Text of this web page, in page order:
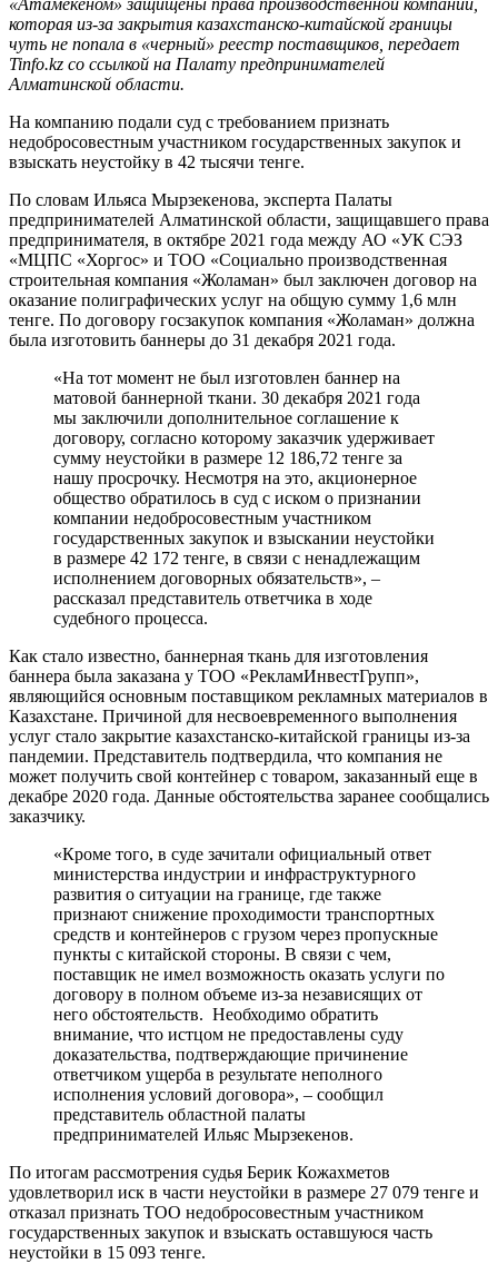
«Атамекеном» защищены права производственной компании,
которая из-за закрытия казахстанско-китайской границы
чуть не попала в «черный» реестр поставщиков, передает
Tinfo.kz со ссылкой на Палату предпринимателей
Алматинской области.
На компанию подали суд с требованием признать
недобросовестным участником государственных закупок и
взыскать неустойку в 42 тысячи тенге.
По словам Ильяса Мырзекенова, эксперта Палаты
предпринимателей Алматинской области, защищавшего права
предпринимателя, в октябре 2021 года между АО «УК СЭЗ
«МЦПС «Хоргос» и ТОО «Социально производственная
строительная компания «Жоламан» был заключен договор на
оказание полиграфических услуг на общую сумму 1,6 млн
тенге. По договору госзакупок компания «Жоламан» должна
была изготовить баннеры до 31 декабря 2021 года.
«На тот момент не был изготовлен баннер на
матовой баннерной ткани. 30 декабря 2021 года
мы заключили дополнительное соглашение к
договору, согласно которому заказчик удерживает
сумму неустойки в размере 12 186,72 тенге за
нашу просрочку. Несмотря на это, акционерное
общество обратилось в суд с иском о признании
компании недобросовестным участником
государственных закупок и взыскании неустойки
в размере 42 172 тенге, в связи с ненадлежащим
исполнением договорных обязательств», –
рассказал представитель ответчика в ходе
судебного процесса.
Как стало известно, баннерная ткань для изготовления
баннера была заказана у ТОО «РекламИнвестГрупп»,
являющийся основным поставщиком рекламных материалов в
Казахстане. Причиной для несвоевременного выполнения
услуг стало закрытие казахстанско-китайской границы из-за
пандемии. Представитель подтвердила, что компания не
может получить свой контейнер с товаром, заказанный еще в
декабре 2020 года. Данные обстоятельства заранее сообщались
заказчику.
«Кроме того, в суде зачитали официальный ответ
министерства индустрии и инфраструктурного
развития о ситуации на границе, где также
признают снижение проходимости транспортных
средств и контейнеров с грузом через пропускные
пункты с китайской стороны. В связи с чем,
поставщик не имел возможность оказать услуги по
договору в полном объеме из-за независящих от
него обстоятельств. Необходимо обратить
внимание, что истцом не предоставлены суду
доказательства, подтверждающие причинение
ответчиком ущерба в результате неполного
исполнения условий договора», – сообщил
представитель областной палаты
предпринимателей Ильяс Мырзекенов.
По итогам рассмотрения судья Берик Кожахметов
удовлетворил иск в части неустойки в размере 27 079 тенге и
отказал признать ТОО недобросовестным участником
государственных закупок и взыскать оставшуюся часть
неустойки в 15 093 тенге.